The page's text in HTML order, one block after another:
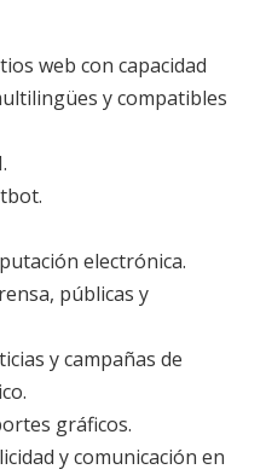
web con capacidad
y compatibles
electrónica.
públicas y
y campañas de
gráficos.
y comunicación en